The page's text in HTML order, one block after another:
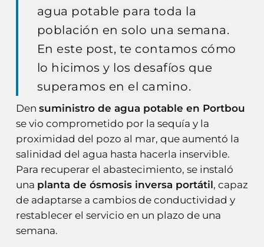
agua potable para toda la
población en solo una semana.
En este post, te contamos cómo
lo hicimos y los desafíos que
superamos en el camino.
Den suministro de agua potable en Portbou
se vio comprometido por la sequía y la
proximidad del pozo al mar, que aumentó la
salinidad del agua hasta hacerla inservible.
Para recuperar el abastecimiento, se instaló
una planta de ósmosis inversa portátil, capaz
de adaptarse a cambios de conductividad y
restablecer el servicio en un plazo de una
semana.